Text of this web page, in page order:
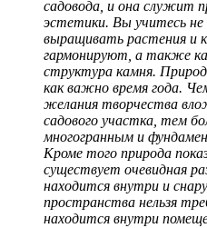
садовода, и она служит
эстетики. Вы учитесь не
выращивать растения и
гармонируют, а также
структура камня.
как важно время года.
желания творчества
садового участка, тем
многогранным и
Кроме того природа
существует очевидная
находится внутри и
пространства нельзя
находится внутри